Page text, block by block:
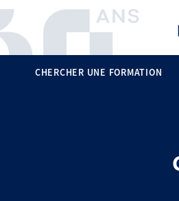
CHERCHER UNE FORMATION